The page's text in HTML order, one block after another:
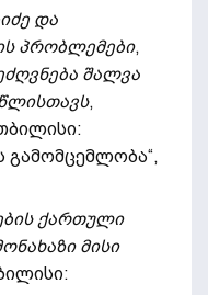
და
პრობლემები,
შალვა
,
გამომცემლობა“,
ქართული
მისი